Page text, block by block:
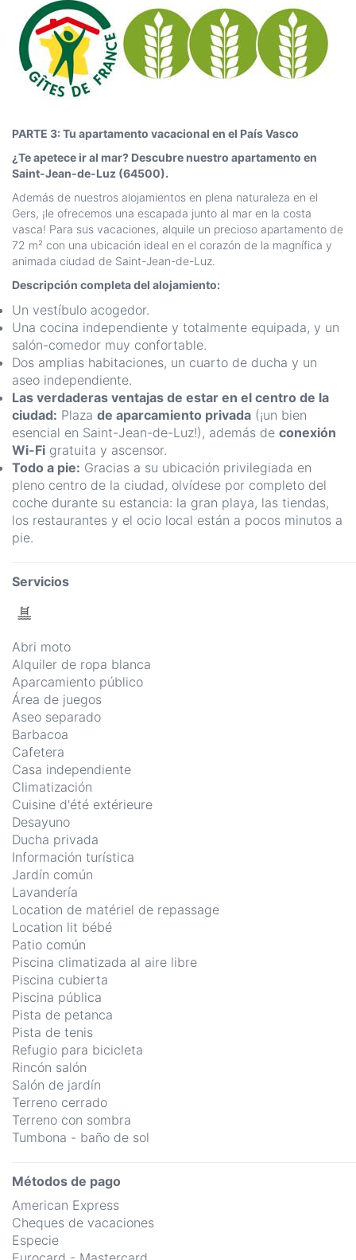
PARTE 3: Tu apartamento vacacional en el País Vasco
¿Te apetece ir al mar? Descubre nuestro apartamento en
Saint-Jean-de-Luz (64500).
Además de nuestros alojamientos en plena naturaleza en el
Gers, ¡le ofrecemos una escapada junto al mar en la costa
vasca! Para sus vacaciones, alquile un precioso apartamento de
72 m² con una ubicación ideal en el corazón de la magnífica y
animada ciudad de Saint-Jean-de-Luz.
Descripción completa del alojamiento:
Un vestíbulo acogedor.
Una cocina independiente y totalmente equipada, y un
salón-comedor muy confortable.
Dos amplias habitaciones, un cuarto de ducha y un
aseo independiente.
Las verdaderas ventajas de estar en el centro de la
ciudad: Plaza de aparcamiento privada (¡un bien
esencial en Saint-Jean-de-Luz!), además de conexión
Wi-Fi gratuita y ascensor.
Todo a pie: Gracias a su ubicación privilegiada en
pleno centro de la ciudad, olvídese por completo del
coche durante su estancia: la gran playa, las tiendas,
los restaurantes y el ocio local están a pocos minutos a
pie.
Servicios
Abri moto
Alquiler de ropa blanca
Aparcamiento público
Área de juegos
Aseo separado
Barbacoa
Cafetera
Casa independiente
Climatización
Cuisine d'été extérieure
Desayuno
Ducha privada
Información turística
Jardín común
Lavandería
Location de matériel de repassage
Location lit bébé
Patio común
Piscina climatizada al aire libre
Piscina cubierta
Piscina pública
Pista de petanca
Pista de tenis
Refugio para bicicleta
Rincón salón
Salón de jardín
Terreno cerrado
Terreno con sombra
Tumbona - baño de sol
Métodos de pago
American Express
Cheques de vacaciones
Especie